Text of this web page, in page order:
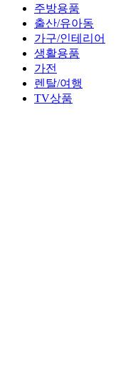
주방용품
출산/유아동
가구/인테리어
생활용품
가전
렌탈/여행
TV상품